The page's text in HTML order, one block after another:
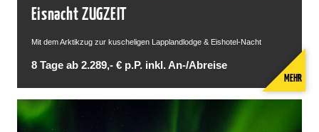
Eisnacht ZUGZEIT
Mit dem Arktikzug zur kuscheligen Lapplandlodge & Eishotel-Nacht
8 Tage ab 2.289,- € p.P. inkl. An-/Abreise
MEHR